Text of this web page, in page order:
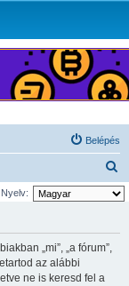
Belépés
e
Nyelv:
„mi”, „a fórum”,
az alábbi
ne is keresd fel a